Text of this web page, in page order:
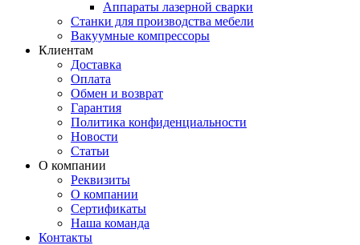
Аппараты лазерной сварки
Станки для производства мебели
Вакуумные компрессоры
Клиентам
Доставка
Оплата
Обмен и возврат
Гарантия
Политика конфиденциальности
Новости
Статьи
О компании
Реквизиты
О компании
Сертификаты
Наша команда
Контакты